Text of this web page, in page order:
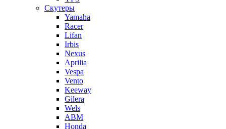
Скутеры
Yamaha
Racer
Lifan
Irbis
Nexus
Aprilia
Vespa
Vento
Keeway
Gilera
Wels
ABM
Honda